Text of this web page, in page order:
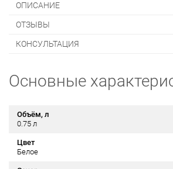
ОПИСАНИЕ
ОТЗЫВЫ
КОНСУЛЬТАЦИЯ
Основные
Объём, л
0.75 л
Цвет
Белое